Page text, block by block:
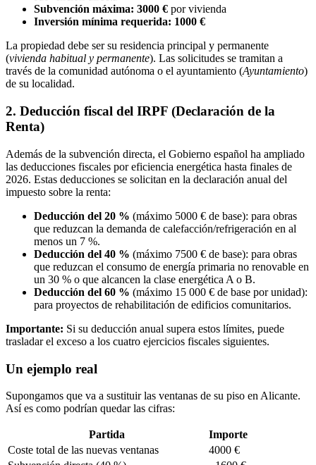
Subvención máxima: 3000 € por vivienda
Inversión mínima requerida: 1000 €
La propiedad debe ser su residencia principal y permanente
(vivienda habitual y permanente). Las solicitudes se tramitan a
través de la comunidad autónoma o el ayuntamiento (Ayuntamiento)
de su localidad.
2. Deducción fiscal del IRPF (Declaración de la
Renta)
Además de la subvención directa, el Gobierno español ha ampliado
las deducciones fiscales por eficiencia energética hasta finales de
2026. Estas deducciones se solicitan en la declaración anual del
impuesto sobre la renta:
Deducción del 20 % (máximo 5000 € de base): para obras
que reduzcan la demanda de calefacción/refrigeración en al
menos un 7 %.
Deducción del 40 % (máximo 7500 € de base): para obras
que reduzcan el consumo de energía primaria no renovable en
un 30 % o que alcancen la clase energética A o B.
Deducción del 60 % (máximo 15 000 € de base por unidad):
para proyectos de rehabilitación de edificios comunitarios.
Importante: Si su deducción anual supera estos límites, puede
trasladar el exceso a los cuatro ejercicios fiscales siguientes.
Un ejemplo real
Supongamos que va a sustituir las ventanas de su piso en Alicante.
Así es como podrían quedar las cifras:
Partida
Importe
Coste total de las nuevas ventanas
4000 €